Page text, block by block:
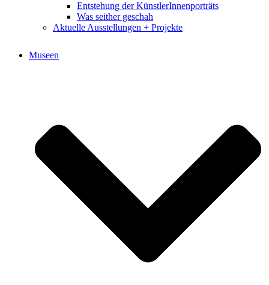
Entstehung der KünstlerInnenporträts
Was seither geschah
Aktuelle Ausstellungen + Projekte
Museen